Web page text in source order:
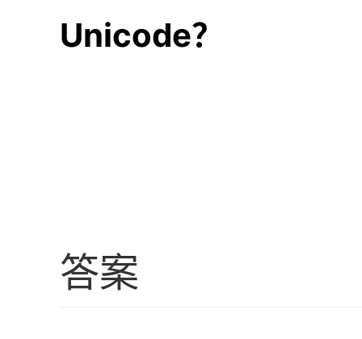
Unicode？
答案